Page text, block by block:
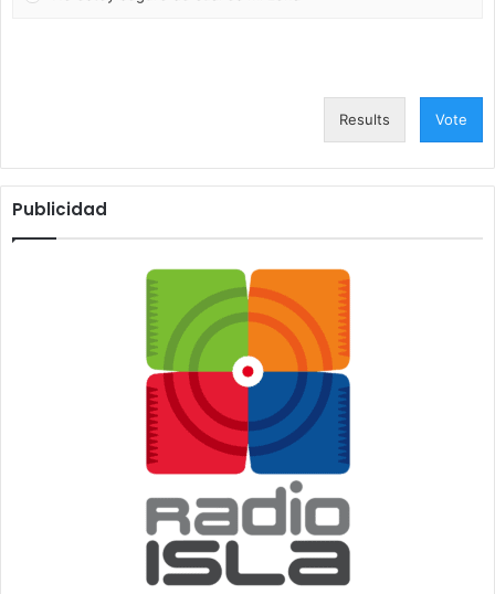
Results Vote
Publicidad